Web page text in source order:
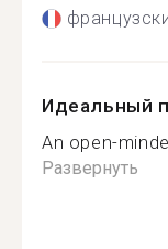
Идеальный
An open-
Развернуть